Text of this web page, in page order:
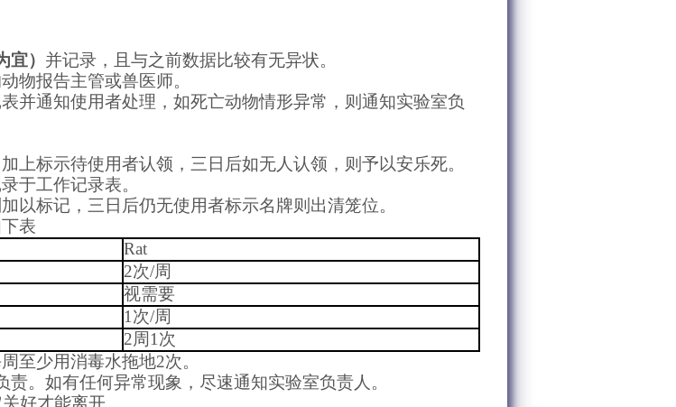
宜） 并记录，且与之前数据比较有无异状。
物报告主管或兽医师。
并通知使用者处理，如死亡动物情形异常，则通知实验室负
上标示待使用者认领，三日后如无人认领，则予以安乐死。
于工作记录表。
以标记，三日后仍无使用者标示名牌则出清笼位。
表
Rat
2次/周
视需要
1 次/周
2周1 次
至少用消毒水拖地2次。
。如有任何异常现象，尽速通知实验室负责人。
好才能离开。